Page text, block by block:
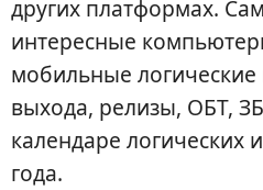
других платформах.
интересные
мобильные
выхода, релизы, ОБТ,
календаре логических
года.